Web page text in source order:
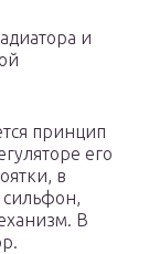
и
принцип
его
в
сильфон,
В